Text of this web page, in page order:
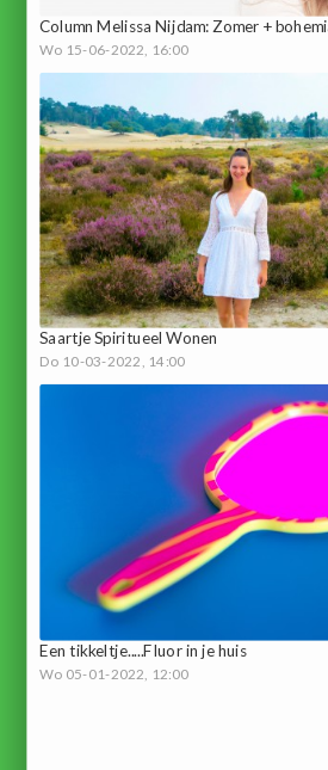
Column Melissa Nijdam: Zomer +
Wo 15-06-2022, 16:00
Saartje Spiritueel Wonen
Do 10-03-2022, 14:00
Een tikkeltje.....Fluor in je huis
Wo 05-01-2022, 12:00